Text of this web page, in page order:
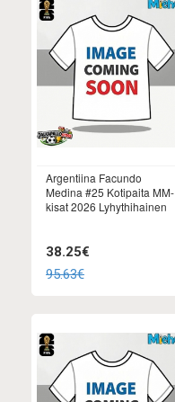
Argentiina Facundo
Medina #25 Kotipaita MM-
kisat 2026 Lyhythihainen
38.25€
95.63€